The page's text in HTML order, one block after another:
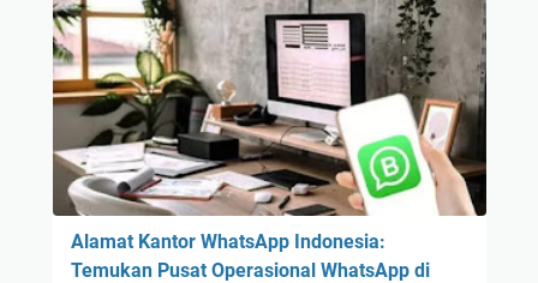
Alamat Kantor WhatsApp Indonesia:
Temukan Pusat Operasional WhatsApp di